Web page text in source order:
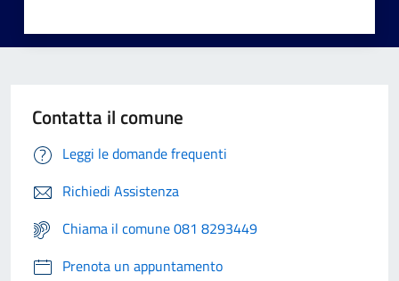
Contatta il comune
Leggi le domande frequenti
Richiedi Assistenza
Chiama il comune 081 8293449
Prenota un appuntamento